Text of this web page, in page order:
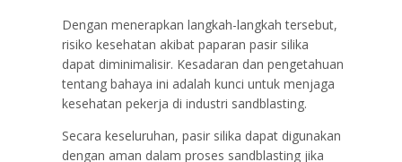
Dengan menerapkan langkah-langkah tersebut,
risiko kesehatan akibat paparan pasir silika
dapat diminimalisir. Kesadaran dan pengetahuan
tentang bahaya ini adalah kunci untuk menjaga
kesehatan pekerja di industri sandblasting.
Secara keseluruhan, pasir silika dapat digunakan
dengan aman dalam proses sandblasting jika